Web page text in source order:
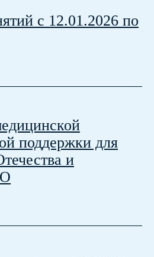
с 12.01.2026 по
поддержки для
и